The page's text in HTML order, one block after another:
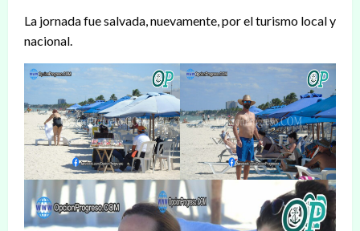
La jornada fue salvada, nuevamente, por el turismo local y
nacional.